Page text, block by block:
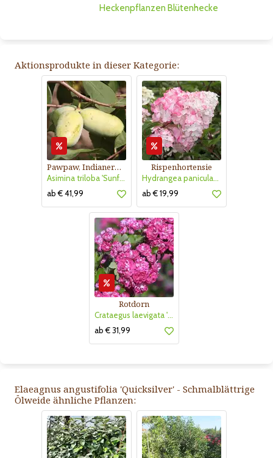
Heckenpflanzen Blütenhecke
Aktionsprodukte in dieser Kategorie:
Pawpaw, Indianerbanane
Asimina triloba 'Sunflower'
ab € 41,99
Rispenhortensie
Hydrangea paniculata 'Vanille Fraise'
ab € 19,99
Rotdorn
Crataegus laevigata 'Pauls Scarlet'
ab € 31,99
Elaeagnus angustifolia 'Quicksilver' - Schmalblättrige
Ölweide ähnliche Pflanzen: